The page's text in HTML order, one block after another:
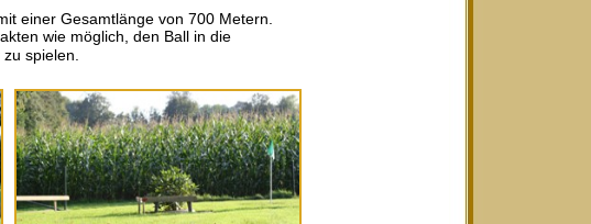
einer Gesamtlänge von 700 Metern.
wie möglich, den Ball in die
spielen.